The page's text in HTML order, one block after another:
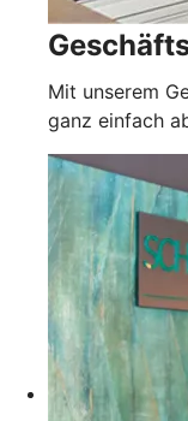
Mit unserem
ganz einfach